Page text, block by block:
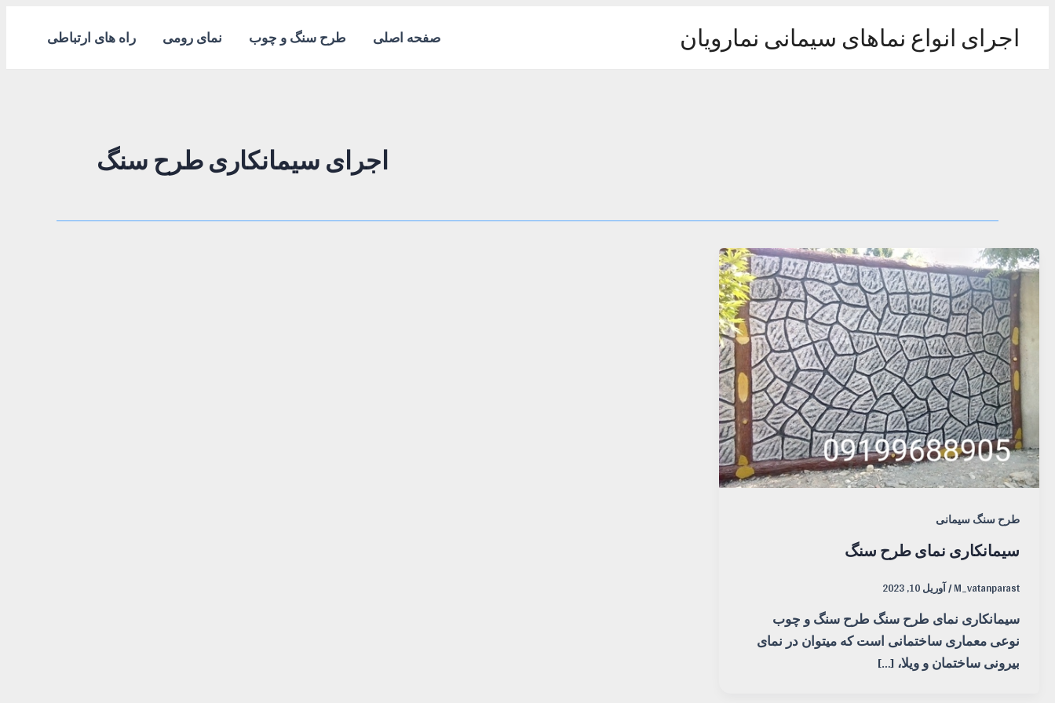
اجرای انواع نماهای سیمانی نمارویان صفحه اصلی طرح سنگ و چوب نمای رومی راه های ارتباطی
اجرای سیمانکاری طرح سنگ
طرح سنگ سیمانی
سیمانکاری نمای طرح سنگ
M_vatanparast
/آوریل 10, 2023
سیمانکاری نمای طرح سنگ طرح سنگ و چوب
نوعی معماری ساختمانی است که میتوان در نمای
بیرونی ساختمان و ویلا، […]